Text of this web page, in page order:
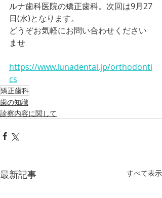
ルナ歯科医院の矯正歯科。次回は9月27
日(水)となります。
どうぞお気軽にお問い合わせください
ませ
https://www.lunadental.jp/orthodonti
cs
矯正歯科
歯の知識
診察内容に関して
最新記事 すべて表示